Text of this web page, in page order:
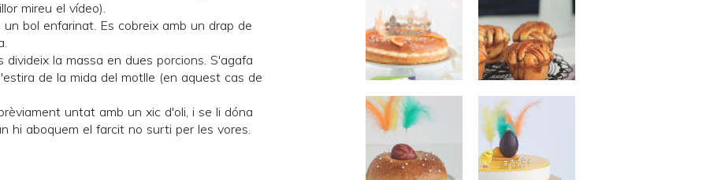
mireu el vídeo).
un bol enfarinat. Es cobreix amb un drap de
la massa en dues porcions. S'agafa
de la mida del motlle (en aquest cas de
untat amb un xic d'oli, i se li dóna
hi aboquem el farcit no surti per les vores.